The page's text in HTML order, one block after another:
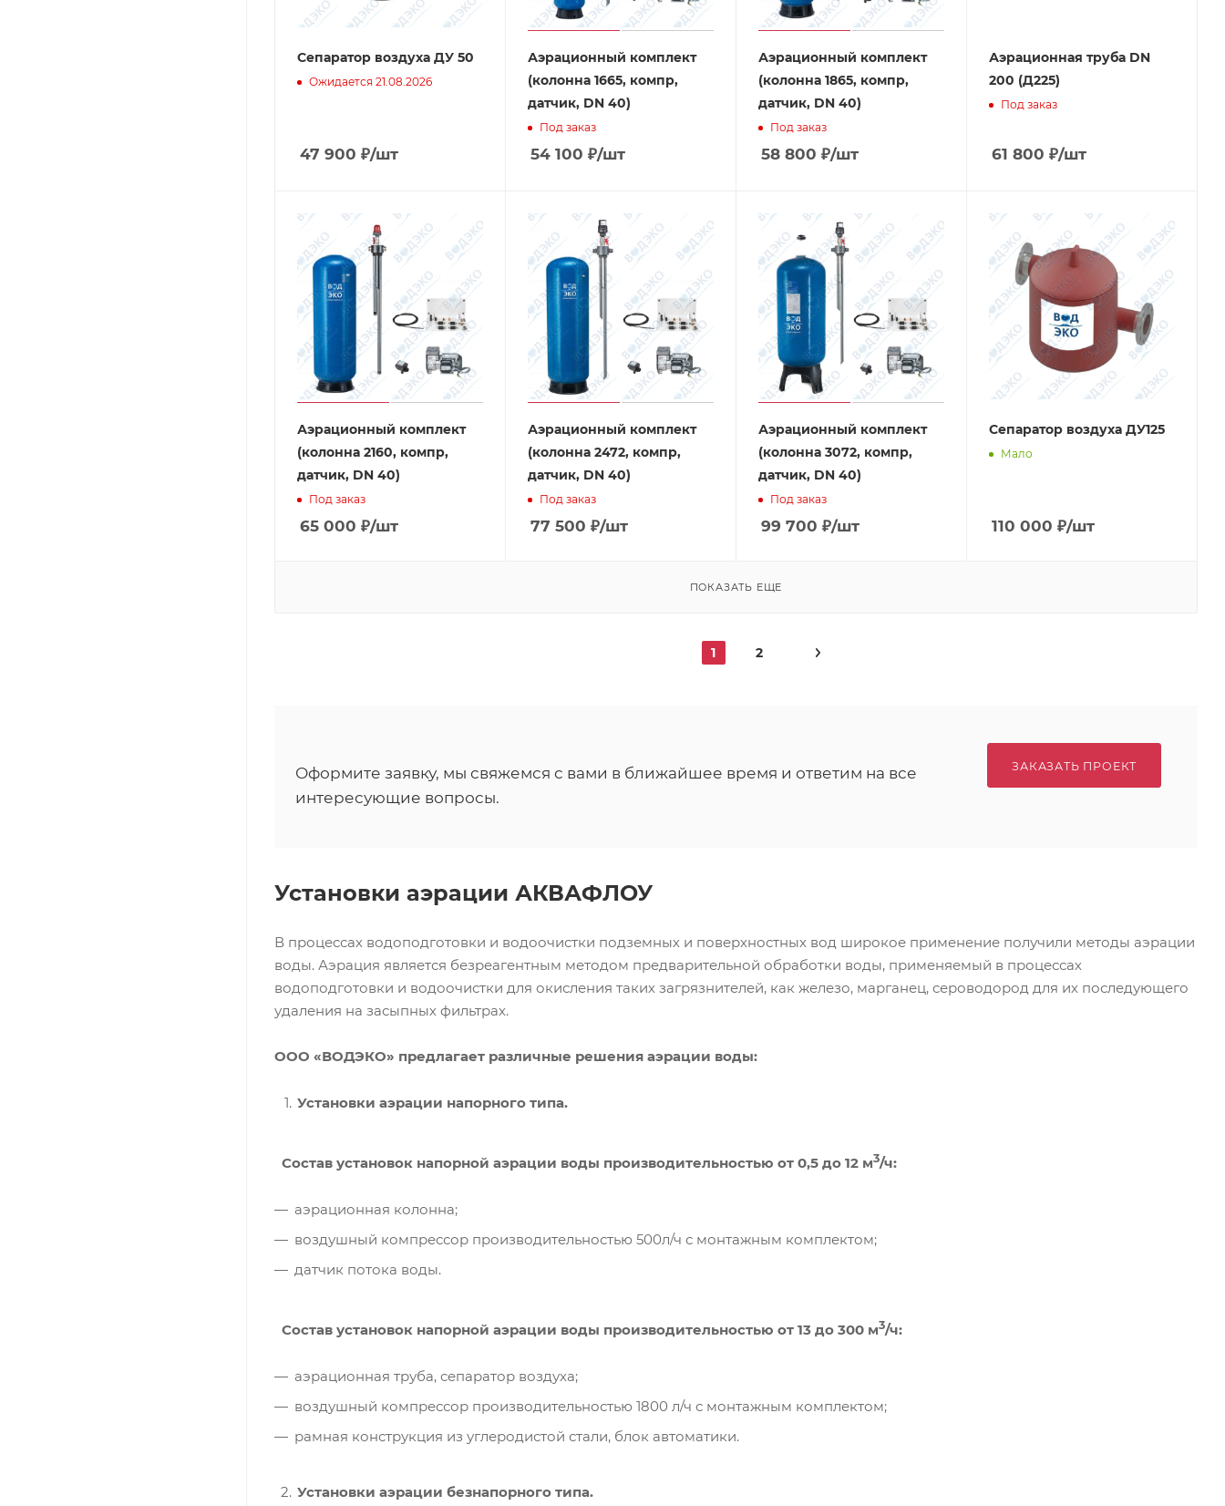
Сепаратор воздуха ДУ 50
Ожидается 21.08.2026
47 900 ₽/шт
Аэрационный комплект
(колонна 1665, компр,
датчик, DN 40)
Под заказ
54 100 ₽/шт
Аэрационный комплект
(колонна 1865, компр,
датчик, DN 40)
Под заказ
58 800 ₽/шт
Аэрационная труба DN
200 (Д225)
Под заказ
61 800 ₽/шт
Аэрационный комплект
(колонна 2160, компр,
датчик, DN 40)
Под заказ
65 000 ₽/шт
Аэрационный комплект
(колонна 2472, компр,
датчик, DN 40)
Под заказ
77 500 ₽/шт
Аэрационный комплект
(колонна 3072, компр,
датчик, DN 40)
Под заказ
99 700 ₽/шт
Сепаратор воздуха ДУ125
Мало
110 000 ₽/шт
ПОКАЗАТЬ ЕЩЕ
1 2
Оформите заявку, мы свяжемся с вами в ближайшее время и ответим на все
интересующие вопросы.
ЗАКАЗАТЬ ПРОЕКТ
Установки аэрации АКВАФЛОУ
В процессах водоподготовки и водоочистки подземных и поверхностных вод широкое применение получили методы аэрации
воды. Аэрация является безреагентным методом предварительной обработки воды, применяемый в процессах
водоподготовки и водоочистки для окисления таких загрязнителей, как железо, марганец, сероводород для их последующего
удаления на засыпных фильтрах.
ООО «ВОДЭКО» предлагает различные решения аэрации воды:
Установки аэрации напорного типа.
Состав установок напорной аэрации воды производительностью от 0,5 до 12 м3/ч:
аэрационная колонна;
воздушный компрессор производительностью 500л/ч с монтажным комплектом;
датчик потока воды.
Состав установок напорной аэрации воды производительностью от 13 до 300 м3/ч:
аэрационная труба, сепаратор воздуха;
воздушный компрессор производительностью 1800 л/ч с монтажным комплектом;
рамная конструкция из углеродистой стали, блок автоматики.
Установки аэрации безнапорного типа.